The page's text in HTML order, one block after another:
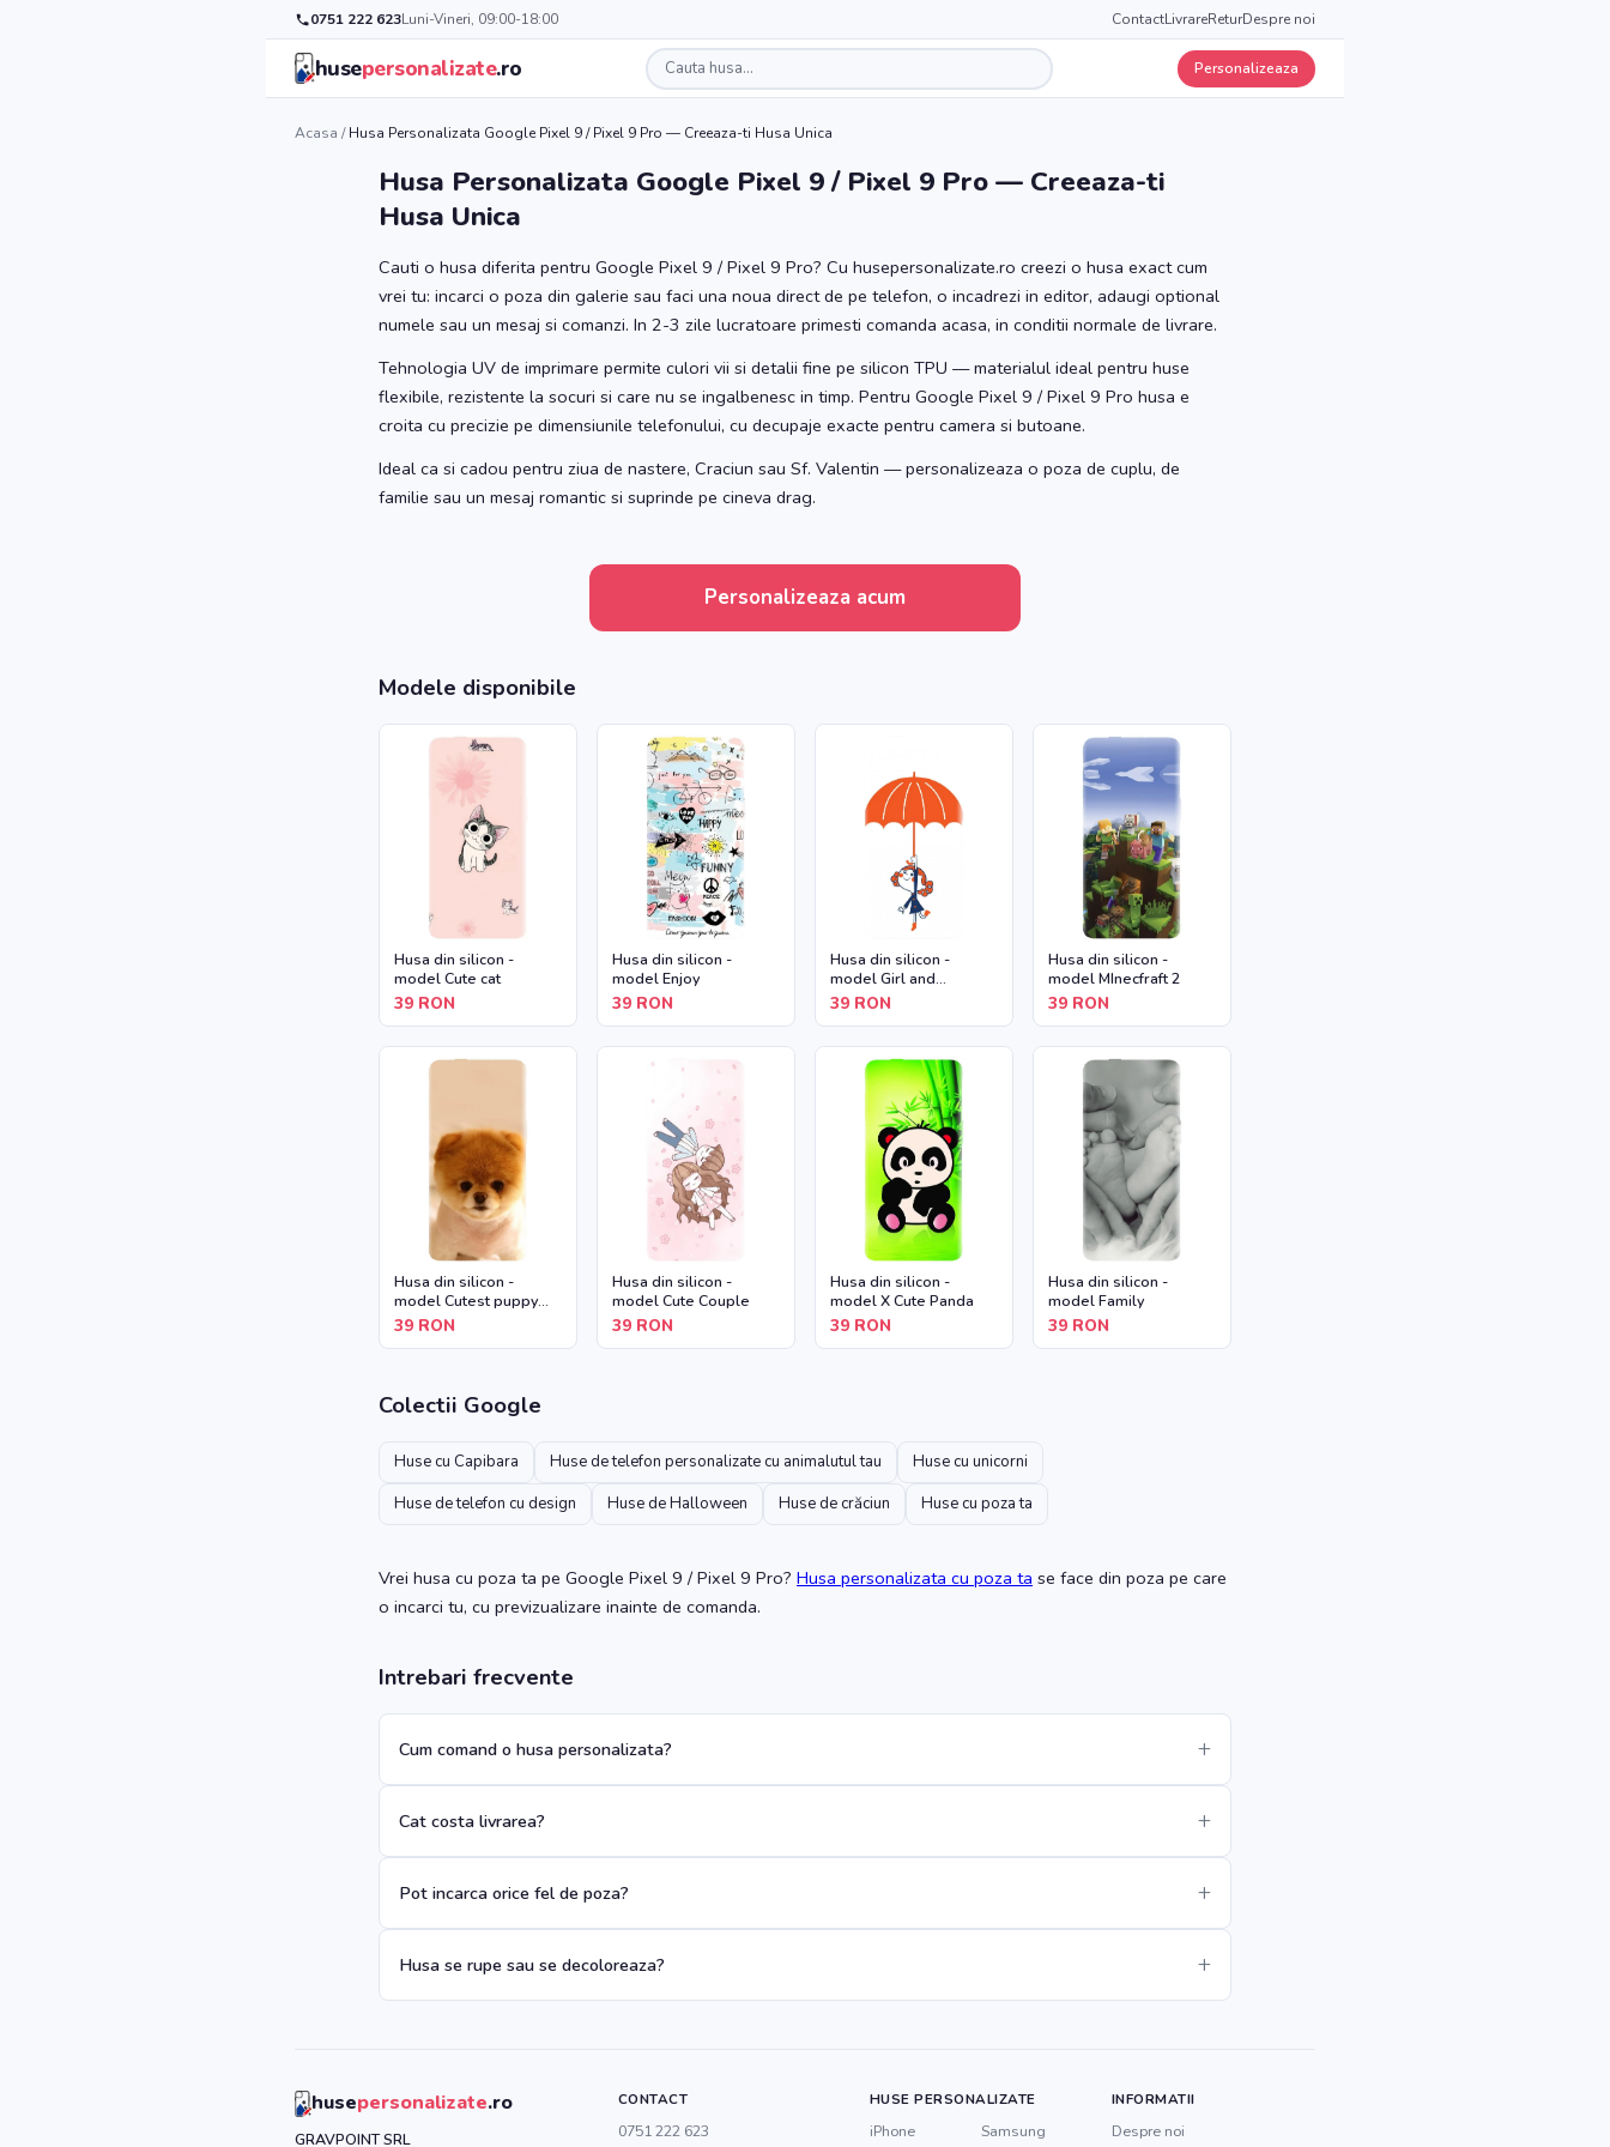
0751 222 623Luni-Vineri, 09:00-18:00 ContactLivrareReturDespre noi
husepersonalizate.ro Personalizeaza
Acasa /Husa Personalizata Google Pixel 9 / Pixel 9 Pro — Creeaza-ti Husa Unica
Husa Personalizata Google Pixel 9 / Pixel 9 Pro — Creeaza-ti
Husa Unica
Cauti o husa diferita pentru Google Pixel 9 / Pixel 9 Pro? Cu husepersonalizate.ro creezi o husa exact cum
vrei tu: incarci o poza din galerie sau faci una noua direct de pe telefon, o incadrezi in editor, adaugi optional
numele sau un mesaj si comanzi. In 2-3 zile lucratoare primesti comanda acasa, in conditii normale de livrare.
Tehnologia UV de imprimare permite culori vii si detalii fine pe silicon TPU — materialul ideal pentru huse
flexibile, rezistente la socuri si care nu se ingalbenesc in timp. Pentru Google Pixel 9 / Pixel 9 Pro husa e
croita cu precizie pe dimensiunile telefonului, cu decupaje exacte pentru camera si butoane.
Ideal ca si cadou pentru ziua de nastere, Craciun sau Sf. Valentin — personalizeaza o poza de cuplu, de
familie sau un mesaj romantic si suprinde pe cineva drag.
Personalizeaza acum
Modele disponibile
Husa din silicon -
model Cute cat
39 RON
Husa din silicon -
model Enjoy
39 RON
Husa din silicon -
model Girl and
Umbrella
39 RON
Husa din silicon -
model MInecfraft 2
39 RON
Husa din silicon -
model Cutest puppy
dog
39 RON
Husa din silicon -
model Cute Couple
39 RON
Husa din silicon -
model X Cute Panda
39 RON
Husa din silicon -
model Family
39 RON
Colectii Google
Huse cu Capibara Huse de telefon personalizate cu animalutul tau
Huse cu unicorni
Huse de telefon cu design
Huse de Halloween Huse de crăciun Huse cu poza ta
Vrei husa cu poza ta pe Google Pixel 9 / Pixel 9 Pro? Husa personalizata cu poza ta se face din poza pe care
o incarci tu, cu previzualizare inainte de comanda.
Intrebari frecvente
Cum comand o husa personalizata?
Cat costa livrarea?
Pot incarca orice fel de poza?
Husa se rupe sau se decoloreaza?
husepersonalizate.ro
GRAVPOINT SRL
CONTACT
0751 222 623
HUSE PERSONALIZATE
iPhone Samsung
INFORMATII
Despre noi